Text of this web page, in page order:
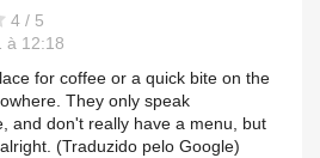
4 / 5
à 12:18
for coffee or a quick bite on the
They only speak
and don't really have a menu, but
(Traduzido pelo Google)